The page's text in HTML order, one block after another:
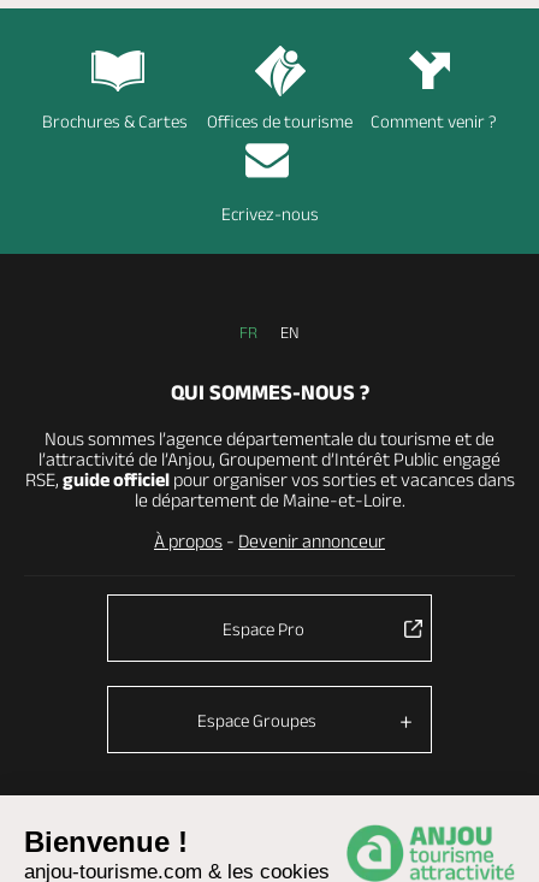
Bienvenue !
anjou-tourisme.com & les cookies
Brochures & Cartes Offices de tourisme Comment venir ?
Ecrivez-nous
FR EN
QUI SOMMES-NOUS ?
Nous sommes l’agence départementale du tourisme et de
l’attractivité de l’Anjou, Groupement d’Intérêt Public engagé
RSE, guide officielpour organiser vos sorties et vacances dans
le département de Maine-et-Loire.
À propos - Devenir annonceur
Espace Pro
Espace Groupes
© Anjou tourisme 2026 - Fonctionnement du site
Mentions légales-Données personnelles-Cookies